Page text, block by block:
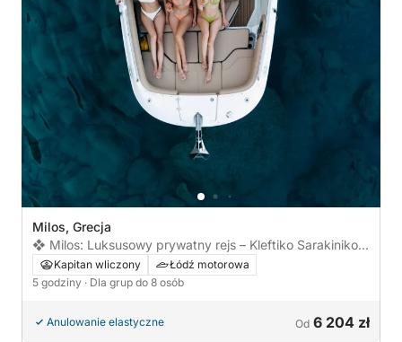
Milos, Grecja
❖ Milos: Luksusowy prywatny rejs – Kleftiko Sarakiniko
Poliegos
Kapitan wliczony
Łódź motorowa
5 godziny · Dla grup do 8 osób
Anulowanie elastyczne Od 6 204 zł